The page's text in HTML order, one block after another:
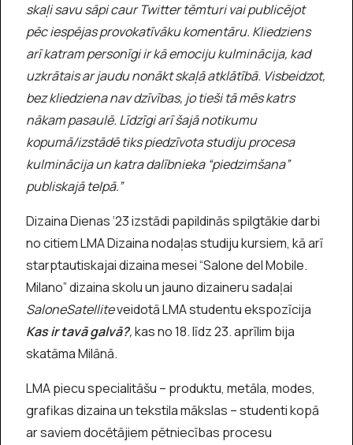
skaļi savu sāpi caur Twitter tēmturi vai publicējot
pēc iespējas provokatīvāku komentāru. Kliedziens
arī katram personīgi ir kā emociju kulminācija, kad
uzkrātais ar jaudu nonākt skaļā atklātībā. Visbeidzot,
bez kliedziena nav dzīvības, jo tieši tā mēs katrs
nākam pasaulē. Līdzīgi arī šajā notikumu
kopumā/izstādē tiks piedzīvota studiju procesa
kulminācija un katra dalībnieka “piedzimšana”
publiskajā telpā.”
Dizaina Dienas ‘23 izstādi papildinās spilgtākie darbi
no citiem LMA Dizaina nodaļas studiju kursiem, kā arī
starptautiskajai dizaina mesei “Salone del Mobile.
Milano” dizaina skolu un jauno dizaineru sadaļai
SaloneSatelliteveidotā LMA studentu ekspozīcija
Kas ir tavā galvā?,kas no 18. līdz 23. aprīlim bija
skatāma Milānā.
LMA piecu specialitāšu – produktu, metāla, modes,
grafikas dizaina un tekstila mākslas – studenti kopā
ar saviem docētājiem pētniecības procesu